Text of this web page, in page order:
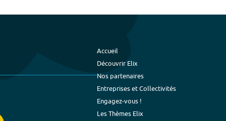
Accueil
Découvrir Elix
Nos partenaires
Entreprises et Collectivités
Engagez-vous !
Les Thèmes Elix